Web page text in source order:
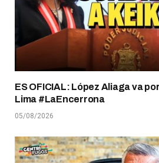
ES OFICIAL: López Aliaga va
Lima #LaEncerrona
05/08/2026